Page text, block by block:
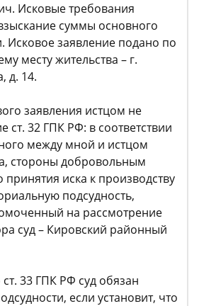
Исковые требования
суммы основного
Исковое заявление подано по
месту жительства – г.
д. 14.
заявления истцом не
ст. 32 ГПК РФ: в соответствии
между мной и истцом
стороны добровольным
иска к производству
подсудность,
на рассмотрение
суд – Кировский районный
ст. 33 ГПК РФ суд обязан
если установит, что